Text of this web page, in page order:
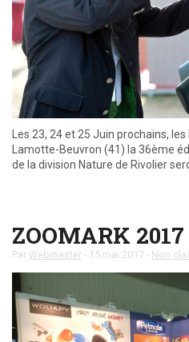
Les 23, 24 et 25 Juin prochains,
Lamotte-Beuvron (41) la 36ème
de la division Nature de Rivolier
ZOOMARK 2017
Par Webmaster - 15 mai 2017 - Non